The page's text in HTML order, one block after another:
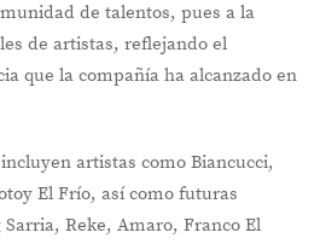
de talentos, pues a la
de artistas, reflejando el
que la compañía ha alcanzado en
artistas como Biancucci,
El Frío, así como futuras
Sarria, Reke, Amaro, Franco El